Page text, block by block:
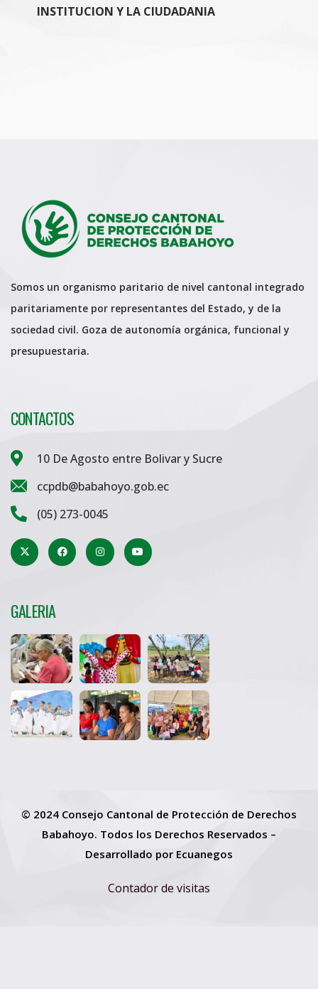
INSTITUCION Y LA CIUDADANIA
Somos un organismo paritario de nivel cantonal integrado
paritariamente por representantes del Estado, y de la
sociedad civil. Goza de autonomía orgánica, funcional y
presupuestaria.
CONTACTOS
10 De Agosto entre Bolivar y Sucre
ccpdb@babahoyo.gob.ec
(05) 273-0045
GALERIA
© 2024 Consejo Cantonal de Protección de Derechos
Babahoyo. Todos los Derechos Reservados –
Desarrollado por Ecuanegos
Contador de visitas